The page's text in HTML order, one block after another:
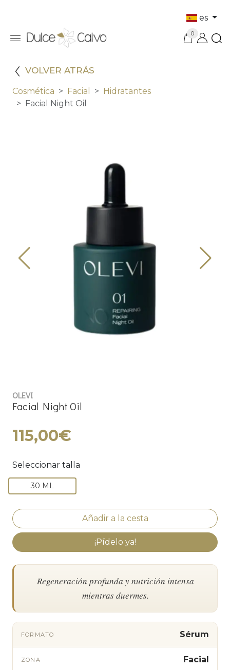
es
0
VOLVER ATRÁS
Cosmética Facial
Hidratantes
Facial Night Oil
OLEVI
Facial Night Oil
115,00€
Seleccionar talla
30 ML
¡Pídelo ya!
Regeneración profunda y nutrición intensa
mientras duermes.
FORMATO Sérum
ZONA Facial